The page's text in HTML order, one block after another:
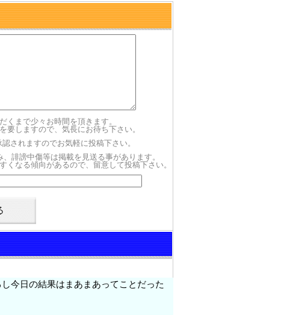
くまで少々お時間を頂きます。
要しますので、気長にお待ち下さい。
されますのでお気軽に投稿下さい。
誹謗中傷等は掲載を見送る事があります。
なる傾向があるので、留意して投稿下さい。
今日の結果はまあまあってことだった